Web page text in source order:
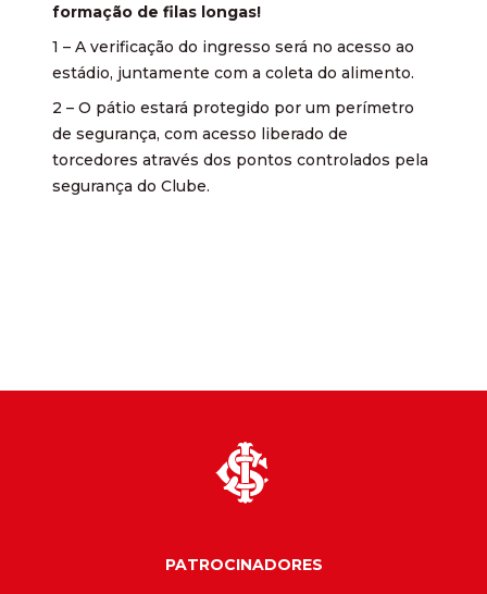
formação de filas longas!
1 – A verificação do ingresso será no acesso ao
estádio, juntamente com a coleta do alimento.
2 – O pátio estará protegido por um perímetro
de segurança, com acesso liberado de
torcedores através dos pontos controlados pela
segurança do Clube.
PATROCINADORES